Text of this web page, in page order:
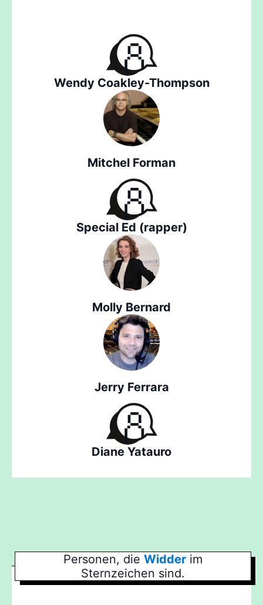
Wendy Coakley-Thompson
Mitchel Forman
Special Ed (rapper)
Molly Bernard
Jerry Ferrara
Diane Yatauro
Personen, die Widder im
Sternzeichen sind.